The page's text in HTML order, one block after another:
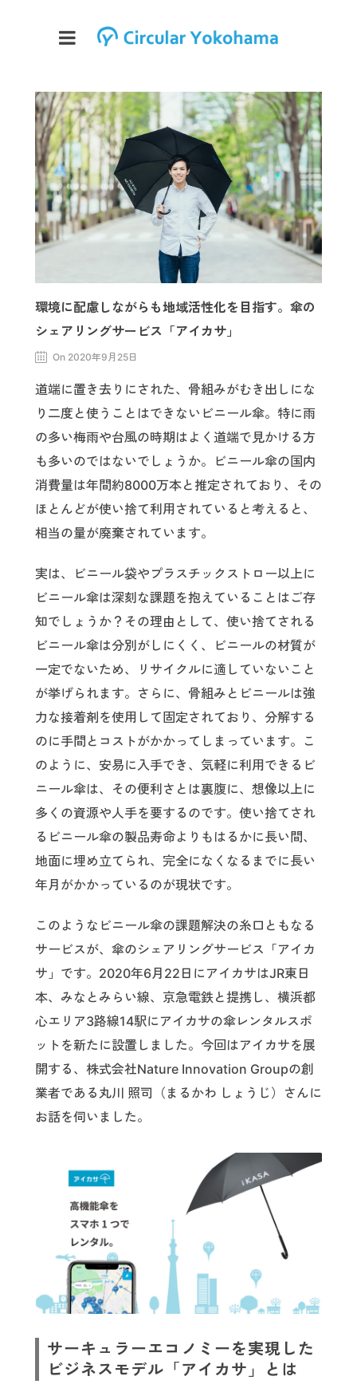
環境に配慮しながらも地域活性化を目指す。傘の
シェアリングサービス「アイカサ」
On 2020年9月25日
道端に置き去りにされた、骨組みがむき出しにな
り二度と使うことはできないビニール傘。特に雨
の多い梅雨や台風の時期はよく道端で見かける方
も多いのではないでしょうか。ビニール傘の国内
消費量は年間約8000万本と推定されており、その
ほとんどが使い捨て利用されていると考えると、
相当の量が廃棄されています。
実は、ビニール袋やプラスチックストロー以上に
ビニール傘は深刻な課題を抱えていることはご存
知でしょうか？その理由として、使い捨てされる
ビニール傘は分別がしにくく、ビニールの材質が
一定でないため、リサイクルに適していないこと
が挙げられます。さらに、骨組みとビニールは強
力な接着剤を使用して固定されており、分解する
のに手間とコストがかかってしまっています。こ
のように、安易に入手でき、気軽に利用できるビ
ニール傘は、その便利さとは裏腹に、想像以上に
多くの資源や人手を要するのです。使い捨てされ
るビニール傘の製品寿命よりもはるかに長い間、
地面に埋め立てられ、完全になくなるまでに長い
年月がかかっているのが現状です。
このようなビニール傘の課題解決の糸口ともなる
サービスが、傘のシェアリングサービス「アイカ
サ」です。2020年6月22日にアイカサはJR東日
本、みなとみらい線、京急電鉄と提携し、横浜都
心エリア3路線14駅にアイカサの傘レンタルスポ
ットを新たに設置しました。今回はアイカサを展
開する、株式会社Nature Innovation Groupの創
業者である丸川 照司（まるかわ しょうじ）さんに
お話を伺いました。
サーキュラーエコノミーを実現した
ビジネスモデル「アイカサ」とは